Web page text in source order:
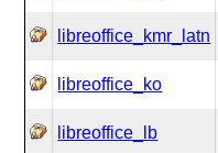
libreoffice_kmr_latn
libreoffice_ko
libreoffice_lb